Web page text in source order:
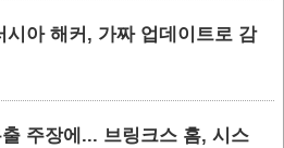
시아 해커, 가짜 업데이트로 감
주장에... 브링크스 홈, 시스